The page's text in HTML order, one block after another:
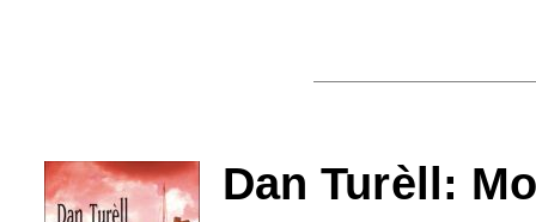
Dan Turèll: